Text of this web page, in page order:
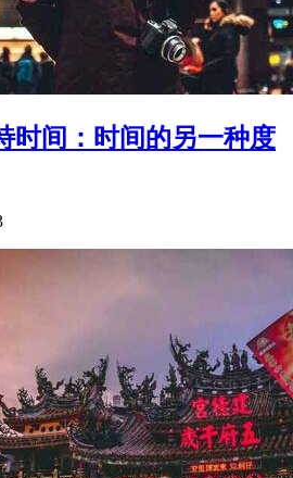
时间：时间的另一种度